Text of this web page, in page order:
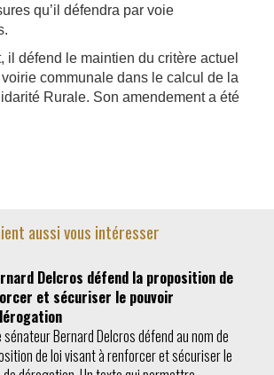
qu’il défendra par voie
il défend le maintien du critère actuel
communale dans le calcul de la
Rurale. Son amendement a été
aussi vous intéresser
Delcros défend la proposition de
et sécuriser le pouvoir
Bernard Delcros défend au nom de
de loi visant à renforcer et sécuriser le